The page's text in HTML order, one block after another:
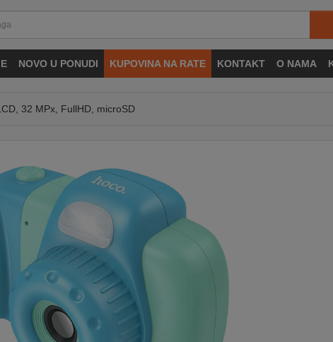
NOVO U PONUDI KUPOVINA NA RATE KONTAKT O NAMA
32 MPx, FullHD, microSD